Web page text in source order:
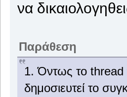
να
Παράθεση
1. Όντως το thread
δημοσιευτεί το